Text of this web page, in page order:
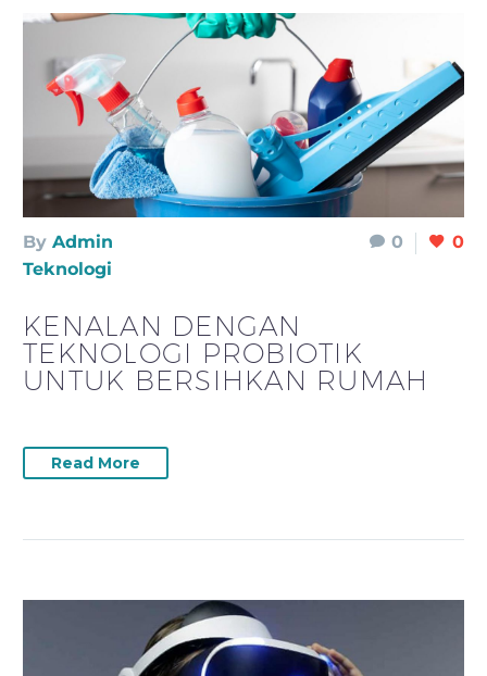
0 0
By Admin
Teknologi
KENALAN DENGAN
TEKNOLOGI PROBIOTIK
UNTUK BERSIHKAN RUMAH
Read More